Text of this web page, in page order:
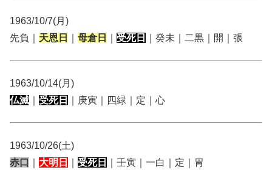
1963/10/7(月)
先負｜ 天恩日 母倉日 受死日 ｜癸未｜二黒｜開｜張
1963/10/14(月)
仏滅
受死日 ｜庚寅｜四緑｜定｜心
1963/10/26(土)
赤口
大明日 受死日 ｜壬寅｜一白｜定｜胃